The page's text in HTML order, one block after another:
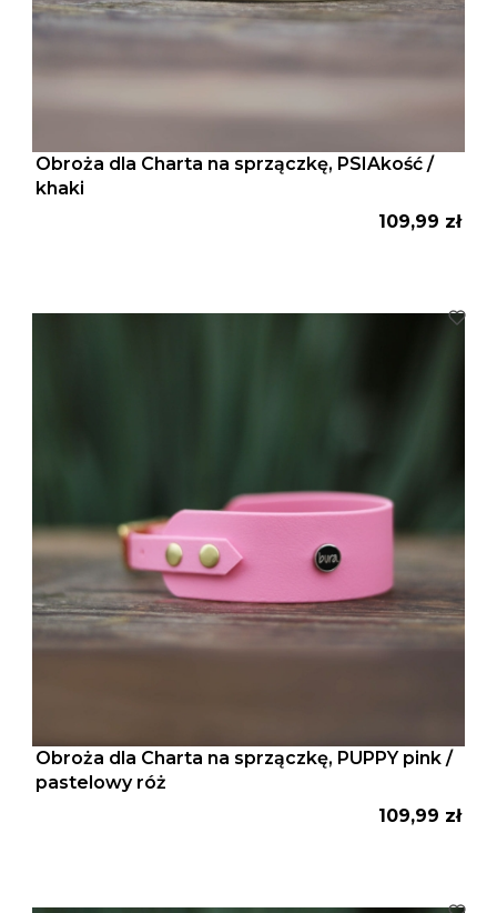
Obroża dla Charta na sprzączkę, PSIAkość /
khaki
Cena
109,99 zł
Obroża dla Charta na sprzączkę, PUPPY pink /
pastelowy róż
Cena
109,99 zł